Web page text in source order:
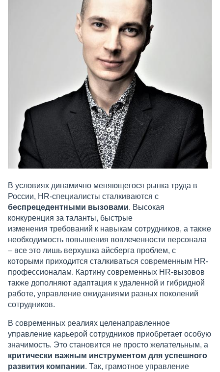
В условиях динамично меняющегося рынка труда в
России, HR-специалисты сталкиваются с
беспрецедентными вызовами. Высокая
конкуренция за таланты, быстрые
изменения требований к навыкам сотрудников, а также
необходимость повышения вовлеченности персонала
– все это лишь верхушка айсберга проблем, с
которыми приходится сталкиваться современным HR-
профессионалам. Картину современных HR-вызовов
также дополняют адаптация к удаленной и гибридной
работе, управление ожиданиями разных поколений
сотрудников.
В современных реалиях целенаправленное
управление карьерой сотрудников приобретает особую
значимость. Это становится не просто желательным, а
критически важным инструментом для успешного
развития компании. Так, грамотное управление